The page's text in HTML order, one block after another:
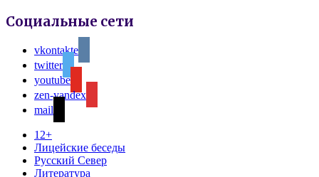
Социальные сети
vkontakte
twitter
youtube
zen-yandex
mail
12+
Лицейские беседы
Русский Север
Литература